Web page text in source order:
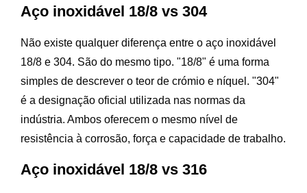
Aço inoxidável 18/8 vs 304
Não existe qualquer diferença entre o aço inoxidável
18/8 e 304. São do mesmo tipo. "18/8" é uma forma
simples de descrever o teor de crómio e níquel. "304"
é a designação oficial utilizada nas normas da
indústria. Ambos oferecem o mesmo nível de
resistência à corrosão, força e capacidade de trabalho.
Aço inoxidável 18/8 vs 316